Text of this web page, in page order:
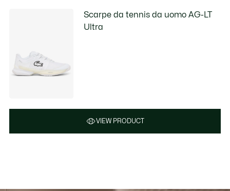
Scarpe da tennis da uomo AG-LT
Ultra
VIEW PRODUCT